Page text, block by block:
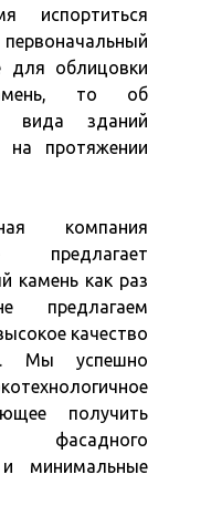
испортиться
для облицовки
то об
вида зданий
на протяжении
компания
предлагает
камень как раз
качество
Мы успешно
получить
фасадного
минимальные